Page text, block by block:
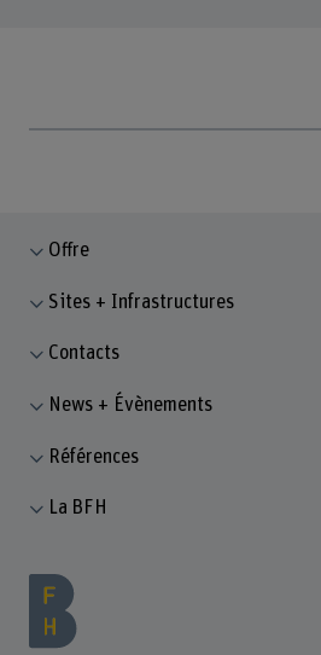
Offre
Sites + Infrastructures
Contacts
News + Évènements
Références
La BFH